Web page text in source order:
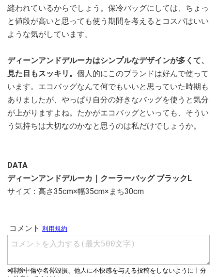
縫われているからでしょう。保冷バッグにしては、ちょっ
と値段が高いと思っても使う期間を考えるとコスパはいい
ような気がしています。
ディーンアンドデルーカはシンプルなデザインが多くて、
見た目もスッキリ。 個人的にこのブランドは好んで使って
います。エコバッグなんて何でもいいと思っていた時期も
ありましたが、やっぱり自分の好きなバッグを使うと気分
が上がりますよね。たかがエコバッグといっても、そうい
う気持ちは大切なのかなと思うのは私だけでしょうか。
DATA
ディーンアンドデルーカ｜クーラーバッグ ブラックL
サイズ：高さ35cm×幅35cm×まち30cm